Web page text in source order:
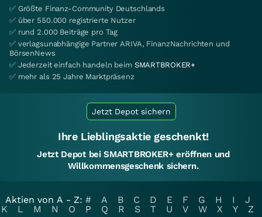
✅ Größte Finanz-Community Deutschlands
✅ über 550.000 registrierte Nutzer
✅ rund 2.000 Beiträge pro Tag
✅ verlagsunabhängige Partner ARIVA, FinanzNachrichten und
BörsenNews
✅ Jederzeit einfach handeln beim SMARTBROKER+
✅ mehr als 25 Jahre Marktpräsenz
Jetzt Depot sichern
Ihre Lieblingsaktie geschenkt!
Jetzt Depot bei SMARTBROKER+ eröffnen und
Willkommensgeschenk sichern.
Aktien von A - Z: # A B C D E F G H I
J
K
L M N O P Q R S T U V W X Y
Z